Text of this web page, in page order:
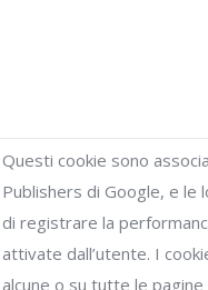
Questi cookie sono
Publishers di Google, e le
di registrare la
attivate dall’utente. I
alcune o su tutte le